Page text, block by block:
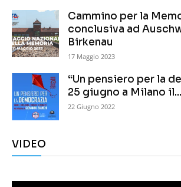
Cammino per la
conclusiva ad
Birkenau
17 Maggio 2023
“Un pensiero per la
25 giugno a Milano il...
22 Giugno 2022
VIDEO